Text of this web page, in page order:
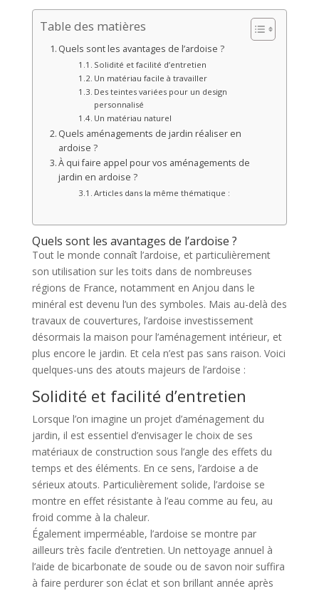
Table des matières
Quels sont les avantages de l’ardoise ?
Solidité et facilité d’entretien
Un matériau facile à travailler
Des teintes variées pour un design
personnalisé
Un matériau naturel
Quels aménagements de jardin réaliser en
ardoise ?
À qui faire appel pour vos aménagements de
jardin en ardoise ?
Articles dans la même thématique :
Quels sont les avantages de l’ardoise ?
Tout le monde connaît l’ardoise, et particulièrement
son utilisation sur les toits dans de nombreuses
régions de France, notamment en Anjou dans le
minéral est devenu l’un des symboles. Mais au-delà des
travaux de couvertures, l’ardoise investissement
désormais la maison pour l’aménagement intérieur, et
plus encore le jardin. Et cela n’est pas sans raison. Voici
quelques-uns des atouts majeurs de l’ardoise :
Solidité et facilité d’entretien
Lorsque l’on imagine un projet d’aménagement du
jardin, il est essentiel d’envisager le choix de ses
matériaux de construction sous l’angle des effets du
temps et des éléments. En ce sens, l’ardoise a de
sérieux atouts. Particulièrement solide, l’ardoise se
montre en effet résistante à l’eau comme au feu, au
froid comme à la chaleur.
Également imperméable, l’ardoise se montre par
ailleurs très facile d’entretien. Un nettoyage annuel à
l’aide de bicarbonate de soude ou de savon noir suffira
à faire perdurer son éclat et son brillant année après